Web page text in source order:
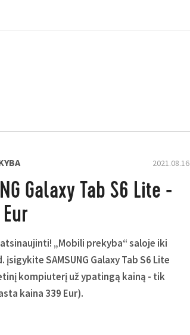
2021.08.16
Galaxy Tab S6 Lite -
„Mobili prekyba“ saloje iki
įsigykite SAMSUNG Galaxy Tab S6 Lite
kompiuterį už ypatingą kainą - tik
kaina 339 Eur).
Galaxy Tab S6 Lite 64GB
24 mėn. garantija.
saloje.